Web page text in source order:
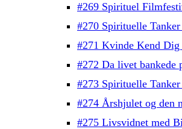
#269 Spirituel
#270 Spirituelle
#271 Kvinde Kend Dig
#272 Da livet bankede
#273 Spirituelle
#274 Årshjulet og den
#275 Livsvidnet med